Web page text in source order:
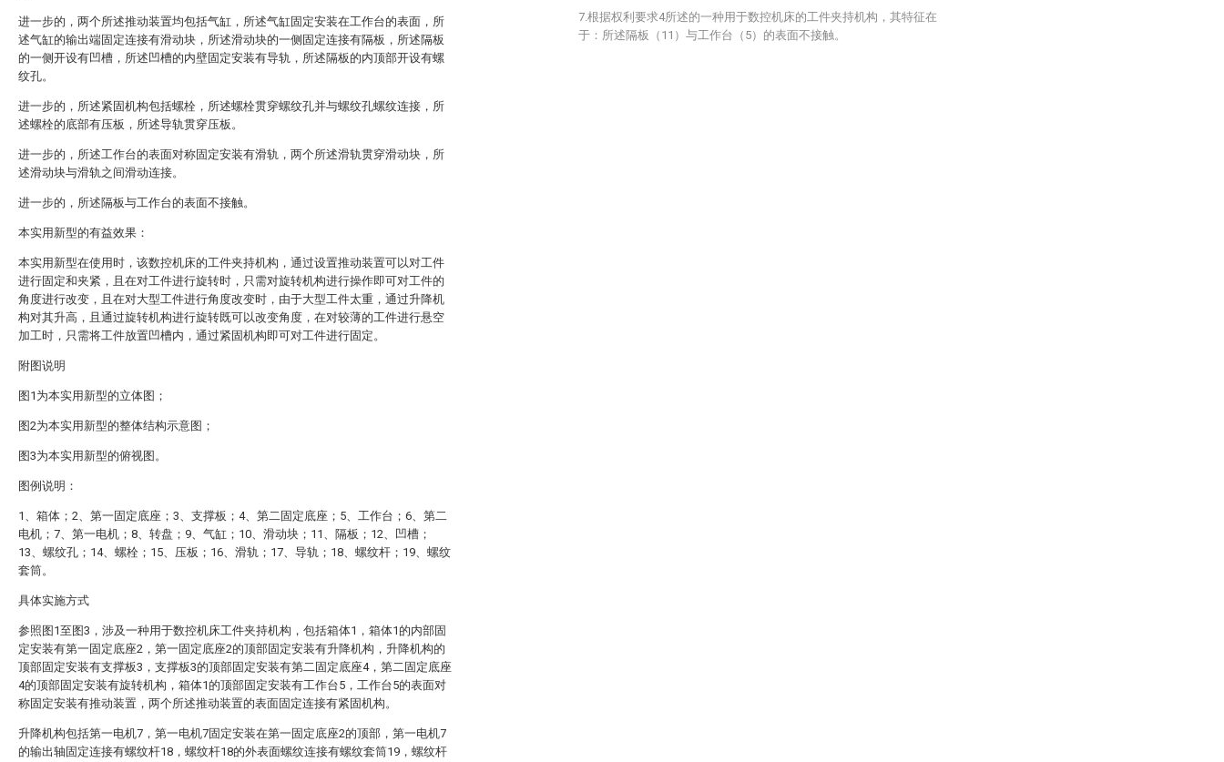
进一步的，两个所述推动装置均包括气缸，所述气缸固定安装在工作台的表面，所
述气缸的输出端固定连接有滑动块，所述滑动块的一侧固定连接有隔板，所述隔板
的一侧开设有凹槽，所述凹槽的内壁固定安装有导轨，所述隔板的内顶部开设有螺
纹孔。
进一步的，所述紧固机构包括螺栓，所述螺栓贯穿螺纹孔并与螺纹孔螺纹连接，所
述螺栓的底部有压板，所述导轨贯穿压板。
进一步的，所述工作台的表面对称固定安装有滑轨，两个所述滑轨贯穿滑动块，所
述滑动块与滑轨之间滑动连接。
进一步的，所述隔板与工作台的表面不接触。
本实用新型的有益效果：
本实用新型在使用时，该数控机床的工件夹持机构，通过设置推动装置可以对工件
进行固定和夹紧，且在对工件进行旋转时，只需对旋转机构进行操作即可对工件的
角度进行改变，且在对大型工件进行角度改变时，由于大型工件太重，通过升降机
构对其升高，且通过旋转机构进行旋转既可以改变角度，在对较薄的工件进行悬空
加工时，只需将工件放置凹槽内，通过紧固机构即可对工件进行固定。
附图说明
图1为本实用新型的立体图；
图2为本实用新型的整体结构示意图；
图3为本实用新型的俯视图。
图例说明：
1、箱体；2、第一固定底座；3、支撑板；4、第二固定底座；5、工作台；6、第二
电机；7、第一电机；8、转盘；9、气缸；10、滑动块；11、隔板；12、凹槽；
13、螺纹孔；14、螺栓；15、压板；16、滑轨；17、导轨；18、螺纹杆；19、螺纹
套筒。
具体实施方式
参照图1至图3，涉及一种用于数控机床工件夹持机构，包括箱体1，箱体1的内部固
定安装有第一固定底座2，第一固定底座2的顶部固定安装有升降机构，升降机构的
顶部固定安装有支撑板3，支撑板3的顶部固定安装有第二固定底座4，第二固定底座
4的顶部固定安装有旋转机构，箱体1的顶部固定安装有工作台5，工作台5的表面对
称固定安装有推动装置，两个所述推动装置的表面固定连接有紧固机构。
升降机构包括第一电机7，第一电机7固定安装在第一固定底座2的顶部，第一电机7
的输出轴固定连接有螺纹杆18，螺纹杆18的外表面螺纹连接有螺纹套筒19，螺纹杆
7.根据权利要求4所述的一种用于数控机床的工件夹持机构，其特征在
于：所述隔板（11）与工作台（5）的表面不接触。